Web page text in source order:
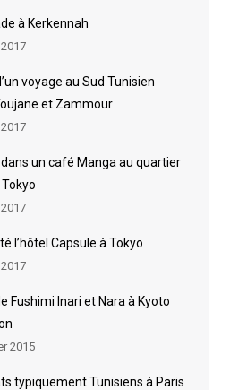
à Kerkennah
voyage au Sud Tunisien
et Zammour
un café Manga au quartier
l’hôtel Capsule à Tokyo
Fushimi Inari et Nara à Kyoto
2015
typiquement Tunisiens à Paris